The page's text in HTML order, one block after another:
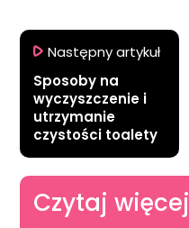
Następny artykuł
Sposoby na
wyczyszczenie i
utrzymanie
czystości toalety
Czytaj więcej